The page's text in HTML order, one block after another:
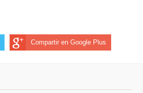
Compartir en Google Plus